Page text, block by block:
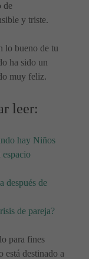
de
y triste.
lo bueno de tu
ha sido un
muy feliz.
leer:
hay Niños
después de
de pareja?
para fines
está destinado a